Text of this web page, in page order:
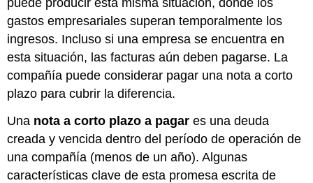
gastos empresariales superan temporalmente los
ingresos. Incluso si una empresa se encuentra en
esta situación, las facturas aún deben pagarse. La
compañía puede considerar pagar una nota a corto
plazo para cubrir la diferencia.
Una nota a corto plazo a pagar es una deuda
creada y vencida dentro del período de operación de
una compañía (menos de un año). Algunas
características clave de esta promesa escrita de